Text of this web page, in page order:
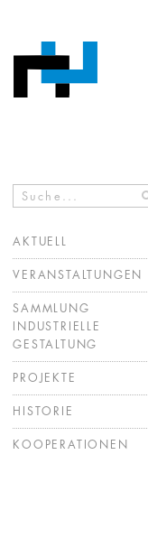
Inhalt
springen
AKTUELL
VERANSTALTUNGEN
SAMMLUNG
INDUSTRIELLE
GESTALTUNG
PROJEKTE
HISTORIE
KOOPERATIONEN